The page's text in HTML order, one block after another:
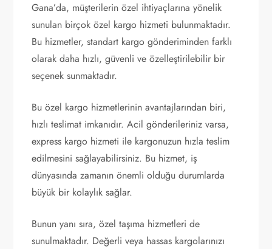
Gana’da, müşterilerin özel ihtiyaçlarına yönelik
sunulan birçok özel kargo hizmeti bulunmaktadır.
Bu hizmetler, standart kargo gönderiminden farklı
olarak daha hızlı, güvenli ve özelleştirilebilir bir
seçenek sunmaktadır.
Bu özel kargo hizmetlerinin avantajlarından biri,
hızlı teslimat imkanıdır. Acil gönderileriniz varsa,
express kargo hizmeti ile kargonuzun hızla teslim
edilmesini sağlayabilirsiniz. Bu hizmet, iş
dünyasında zamanın önemli olduğu durumlarda
büyük bir kolaylık sağlar.
Bunun yanı sıra, özel taşıma hizmetleri de
sunulmaktadır. Değerli veya hassas kargolarınızı